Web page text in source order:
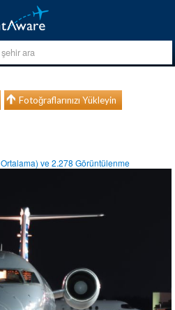
Fotoğraflarınızı Yükleyin
Ortalama) ve2.278 Görüntülenme